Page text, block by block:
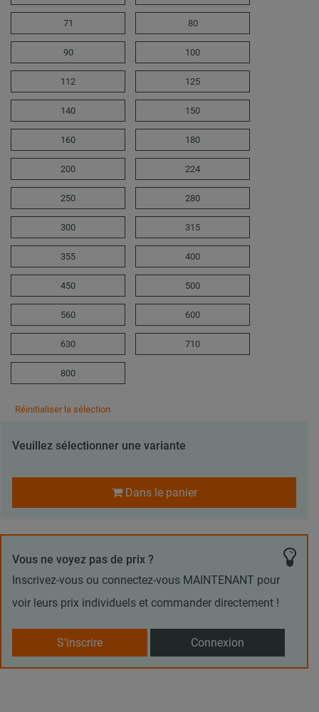
71 80
90 100
112 125
140 150
160 180
200 224
250 280
300 315
355 400
450 500
560 600
630 710
800
Réinitialiser la sélection
Veuillez sélectionner une variante
Dans le panier
Vous ne voyez pas de prix ?
Inscrivez-vous ou connectez-vous MAINTENANT pour
voir leurs prix individuels et commander directement !
S'inscrire Connexion